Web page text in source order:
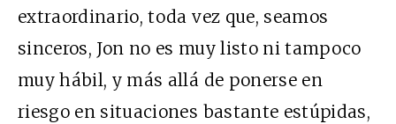
extraordinario, toda vez que, seamos
sinceros, Jon no es muy listo ni tampoco
muy hábil, y más allá de ponerse en
riesgo en situaciones bastante estúpidas,